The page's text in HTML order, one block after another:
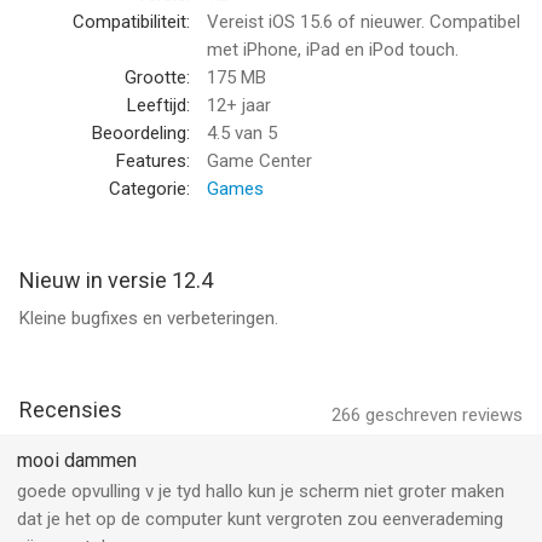
punten.
Als je van strategische bordspellen houdt, kun je niet anders
dan onze checkers app proberen!
Informatie voor Dammenis het laatst vergeleken op 8 Aug om
Compatibiliteit:
Vereist iOS 15.6 of nieuwer. Compatibel
met iPhone, iPad en iPod touch.
Grootte:
175 MB
Leeftijd:
12+ jaar
Beoordeling:
4.5 van 5
Features:
Game Center
Categorie:
Games
Nieuw in versie 12.4
Kleine bugfixes en verbeteringen.
266 geschreven reviews
Recensies
mooi dammen
goede opvulling v je tyd hallo kun je scherm niet groter maken
dat je het op de computer kunt vergroten zou eenverademing